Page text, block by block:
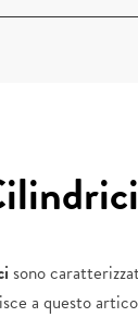
sono
a questo